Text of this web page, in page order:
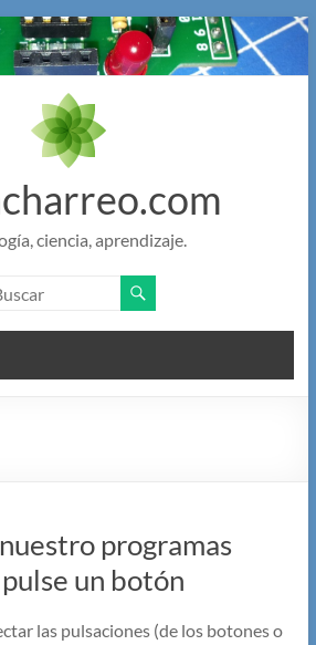
ciencia, aprendizaje.
programas
un botón
las pulsaciones (de los botones o